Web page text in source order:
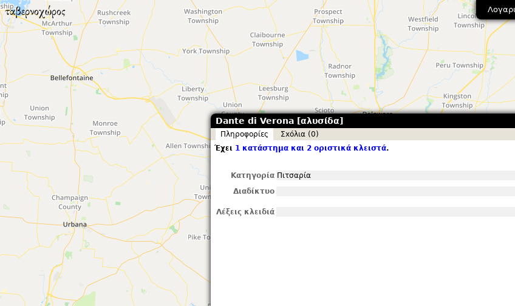
Dante di Verona [αλυσίδα]
Πληροφορίες
Σxόλια (0)
Έχει 1 κατάστημα και 2 οριστικά κλειστά.
Κατηγορία Πιτσαρία
Διαδίκτυο
Λέξεις κλειδιά